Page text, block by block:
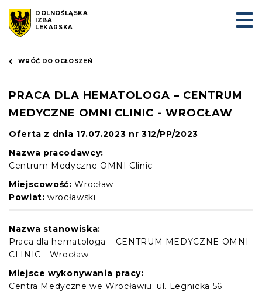
DOLNOŚLĄSKA
IZBA
LEKARSKA
WRÓĆ DO OGŁOSZEŃ
PRACA DLA HEMATOLOGA – CENTRUM
MEDYCZNE OMNI CLINIC - WROCŁAW
Oferta z dnia 17.07.2023 nr 312/PP/2023
Nazwa pracodawcy:
Centrum Medyczne OMNI Clinic
Miejscowość: Wrocław
Powiat: wrocławski
Nazwa stanowiska:
Praca dla hematologa – CENTRUM MEDYCZNE OMNI
CLINIC - Wrocław
Miejsce wykonywania pracy:
Centra Medyczne we Wrocławiu: ul. Legnicka 56